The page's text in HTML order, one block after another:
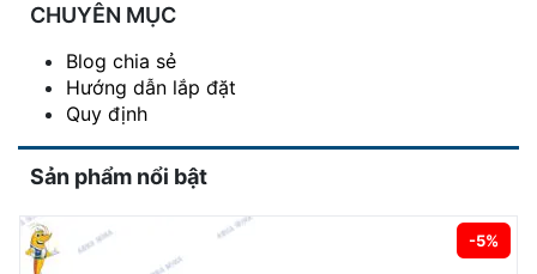
CHUYÊN MỤC
Blog chia sẻ
Hướng dẫn lắp đặt
Quy định
Sản phẩm nổi bật
-5%